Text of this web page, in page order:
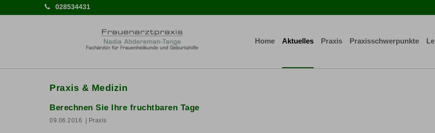
028534431
Home Aktuelles Praxis Praxisschwerpunkte
Praxis & Medizin
Berechnen Sie Ihre fruchtbaren Tage
09.06.2016 | Praxis